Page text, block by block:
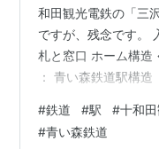
和田観光電鉄の「三
ですが、残念です。
札と窓口 ホーム構
： 青い森鉄道駅構
森県三沢市訪 問 ：
駅・駅舎ランキング
#鉄道 #駅 #十和
#青い森鉄道